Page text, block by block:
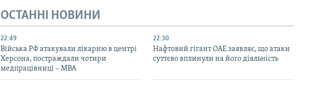
ОСТАННІ НОВИНИ
22:49
Війська РФ атакували лікарню в центрі
Херсона, постраждали чотири
медпрацівниці – МВА
22:30
Нафтовий гігант ОАЕ заявляє, що атаки
суттєво вплинули на його діяльність